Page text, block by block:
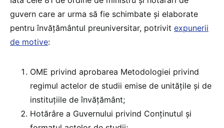
guvern care ar urma să fie schimbate și elaborate
pentru învățământul preuniversitar, potrivit expunerii
de motive:
OME privind aprobarea Metodologiei privind
regimul actelor de studii emise de unităţile şi de
instituţiile de învăţământ;
Hotărâre a Guvernului privind Conţinutul şi